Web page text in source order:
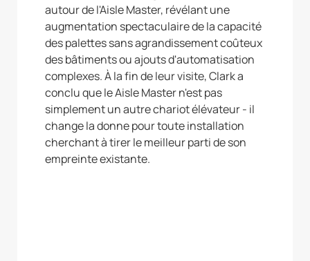
autour de l'Aisle Master, révélant une
augmentation spectaculaire de la capacité
des palettes sans agrandissement coûteux
des bâtiments ou ajouts d'automatisation
complexes. À la fin de leur visite, Clark a
conclu que le Aisle Master n'est pas
simplement un autre chariot élévateur - il
change la donne pour toute installation
cherchant à tirer le meilleur parti de son
empreinte existante.